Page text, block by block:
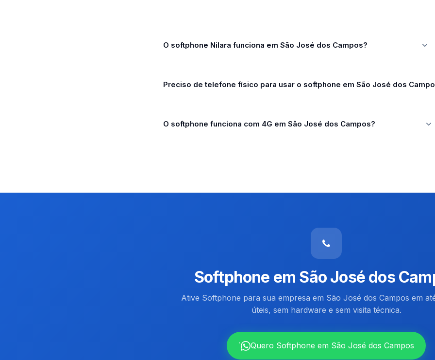
O softphone Nilara funciona em São José dos Campos?
Preciso de telefone físico para usar o softphone em São José dos
O softphone funciona com 4G em São José dos Campos?
Softphone em São José dos
Ative Softphone para sua empresa em São José dos Campos em
úteis, sem hardware e sem visita técnica.
` Quero Softphone em São José dos Campos